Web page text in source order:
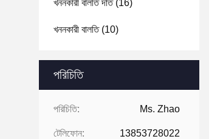
খননকারী বালতি দাঁত(16)
খননকারী বালতি(10)
পরিচিতি
পরিচিতি: Ms. Zhao
টেলিফোন: 13853728022